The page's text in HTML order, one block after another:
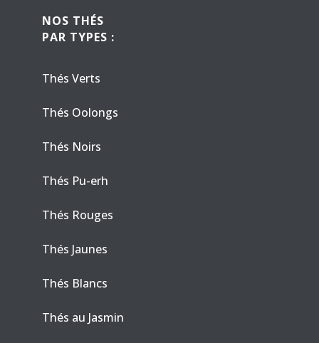
NOS THÉS
PAR TYPES :
Thés Verts
Thés Oolongs
Thés Noirs
Thés Pu-erh
Thés Rouges
Thés Jaunes
Thés Blancs
Thés au Jasmin